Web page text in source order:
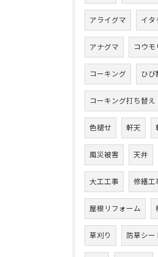
アライグマ イタ
アナグマ コウモ
コーキング ひび
コーキング打ち替え
色褪せ 軒天
風災被害 天井
大工工事 修繕工
屋根リフォーム
草刈り 防草シー